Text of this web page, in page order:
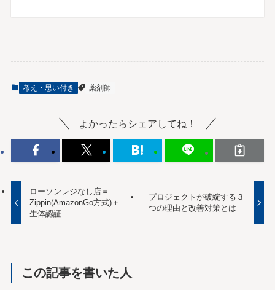
考え・思い付き 薬剤師
よかったらシェアしてね！
ローソンレジなし店＝
Zippin(AmazonGo方式)＋
生体認証
プロジェクトが破綻する３
つの理由と改善対策とは
この記事を書いた人